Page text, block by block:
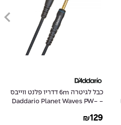
כבל לגיטרה 6m דדריו פלנט ווייבס
- Daddario Planet Waves PW-
₪129